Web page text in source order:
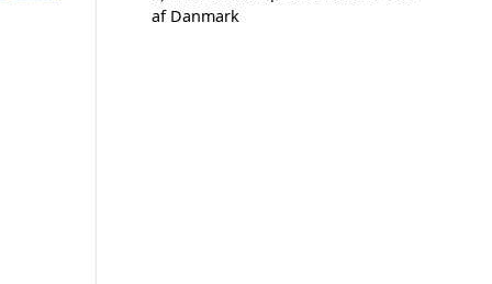
af Danmark